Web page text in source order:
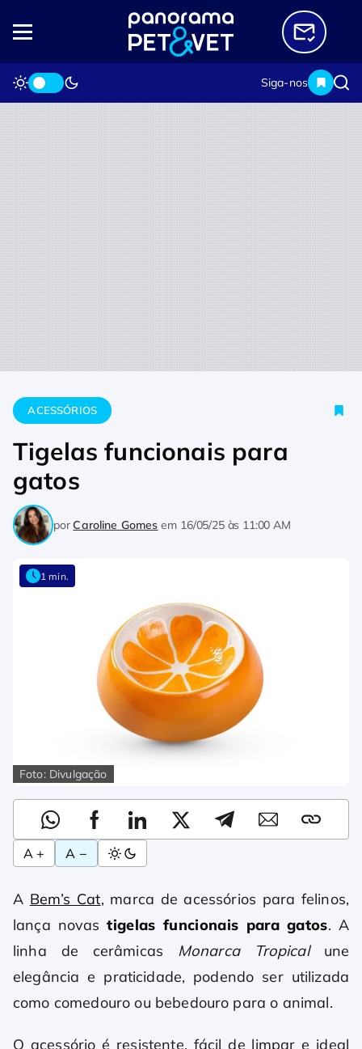
Siga-nos
Home Acessórios
ACESSÓRIOS
Tigelas funcionais para
gatos
porCaroline Gomes em 16/05/25 às 11:00 AM
Foto: Divulgação
1 min.
A + A −
A Bem’s Cat, marca de acessórios para felinos,
lança novastigelas funcionais para gatos. A
linha de cerâmicas Monarca Tropicalune
elegância e praticidade, podendo ser utilizada
como comedouro ou bebedouro para o animal.
O acessório é resistente, fácil de limpar e ideal